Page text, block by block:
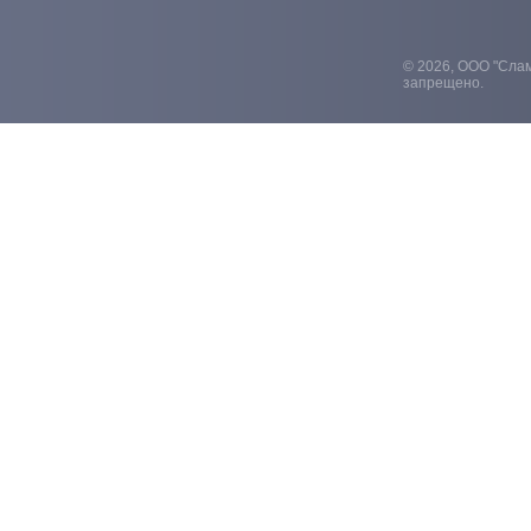
© 2026, ООО
запрещено.